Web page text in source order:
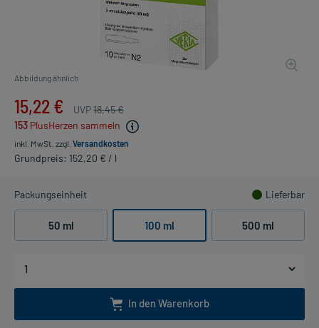
Abbildung ähnlich
15,22 € UVP18,45 €
153 PlusHerzen sammeln
inkl. MwSt. zzgl. Versandkosten
Grundpreis: 152,20 € / l
Packungseinheit Lieferbar
50 ml 100 ml 500 ml
In den Warenkorb